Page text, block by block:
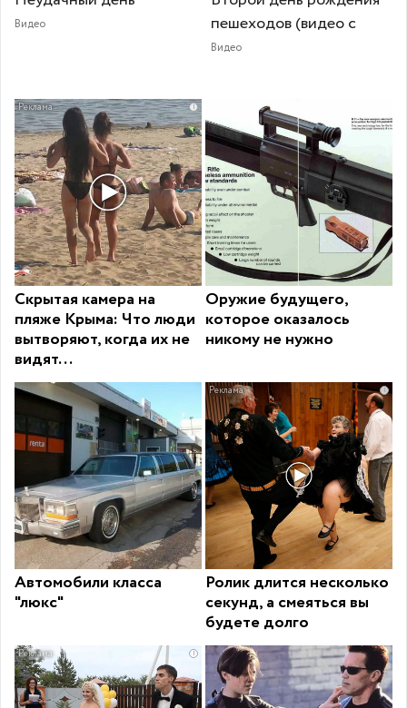
Видео
пешеходов (видео с
Видео
i
Скрытая камера на
пляже Крыма: Что люди
вытворяют, когда их не
видят...
Оружие будущего,
которое оказалось
никому не нужно
Автомобили класса
"люкс"
i
Ролик длится несколько
секунд, а смеяться вы
будете долго
i